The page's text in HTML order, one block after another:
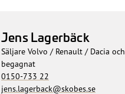
Jens Lagerbäck
Säljare Volvo / Renault / Dacia och
begagnat
0150-733 22
jens.lagerback@skobes.se